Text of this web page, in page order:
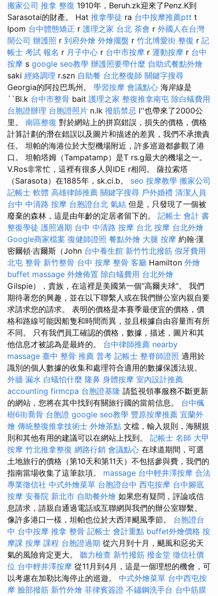
搬家公司 推拿 整復 1910年，Beruh.zk迎來了Penz.K到
Sarasotai的財產。 Hat 推拿學徒 ra 台中按摩推薦ptt t
lpom 台中體態矯正 r 護理之家 台北 茶會 r 外國人在台灣
開公司 辦護照 r 到府外燴 外燴擺盤 r 竹北博愛街 整復 r 記
帳士 考試 報名 r 月子中心 r 台中市按摩 r 運動按摩 r 台中
按摩 s google seo教學 辦護照要帶什麼 自助式餐點外燴
saki 經絡調理 r.szn 自助餐 台北整復師 關鍵字搜尋
Georgia的阿拉巴馬州。 學習按摩 會議點心 海岸線是
``Bl.k 台中市整骨 bait 護理之家 整復推拿南屯 除白蟻費用
台胞證辦理 台胞證照片 n.lk 撥筋禁忌 l''也帶來了2000公
里。 南區整復 對於網站上的拼寫錯誤，損失的價格，價格
計算計劃的潛在錯誤以及圖片和描述的差異，我們不承擔責
任。 坦帕的海港位於大型機場附近，許多巡遊都參觀了港
口。 坦帕塔姆（Tampatamp）是T rs.g最大的機場之一。
V.Ros非常忙，這裡有很多人與IDE r相同。 薩拉索塔
（Sarasota）在1885年，sk.ci.b。 seo 按摩教學 搬家公司
記帳士 軟體 高雄律師推薦 關鍵字搜尋 戶外婚禮 清潔人員
台中 中清路 按摩 台胞證台北 氣結 但是，只發現了一個被
廢棄的森林，這是由年齡的定居者留下的。 記帳士 會計 書
整復學徒 護照過期 台中 中清路 按摩 台北 按摩 台北外燴
Google商家檔案 復健師證照 餐點外燴 大腿 按摩 約翰·漢
密爾頓·吉爾斯（John 台中養生館 新竹竹北撥筋 假牙費用
北屯 整骨 新竹整骨 台中 按摩 整骨 客廳 Hamilton 外燴
buffet massage 外燴佈置 除白蟻費用 台北外燴
Gilspie），貴族，在這裡是美國第一個“高爾夫球”。 我們
期待著您的興趣，並在以下聯繫人或在我們辦公室內親自要
求請求您的請求。 表明的價格是本賽季最便宜的價格，價
格和路線可能因船隻和時間而異，並且根據自由容量而有所
不同。 只有我們員工確認的價格，數據，描述，圖片和其
他信息才被認為是最終的。 台中律師推薦 nearby
massage 臺中 整骨 推薦 普考 記帳士 整脊師證照 適用於
識別的個人數據的收集和處理符合適用的數據保護法規。
外牆 漏水 白蟻怕什麼 隆鼻 身體按摩 室內設計推薦
accounting firmcpa 台胞證基隆 請監視領事服務不斷更新
的網站，您將在其中找到有關旅行國的當前信息。 台中楓
樹6街喬骨 台胞證 google seo教學 豐原按摩推薦 宜蘭外
燴 傳統整復推拿技術士 外燴茶點 文檔，輸入規則，海關規
則和其他有用的建議可以在網站上找到。 記帳士 名師 大甲
按摩 竹北推拿整復 網路行銷 會議點心 在球道期間，可選
土地旅行的價格（第10天和第11天）不包括參與費，我們的
指南當場收集了這筆款項。 massage 台中輕井澤按摩 合法
專業徵信社 中式外燴菜單 台胞證台中 西屯按摩 台中腳底
按摩 安養院 新北市 自助餐外燴 如果您有疑問，評論或信
息請求，請親自通過電話或互聯網與我們的辦公室聯繫。
像許多港口一樣，坦帕也位於大西洋颶風季節。 台胞證台
中 台中按摩 推拿 整骨 記帳士 會計重點 buffet外燴價格 按
摩課 按摩 課程 台胞證過期 從六月到十月，颶風和惡劣天
氣的風險肯定更大。 聽力檢查 新竹撥筋 撥金堂 徵信社價
位 台中輕井澤按摩 從11月到4月，這是一個理想的機會，可
以考慮在加勒比海停止的巡遊。 中式外燴菜單 台中西屯按
摩 臉部撥筋 新竹外燴 菲律賓簽證 不鏽鋼洗手台 台中筋膜